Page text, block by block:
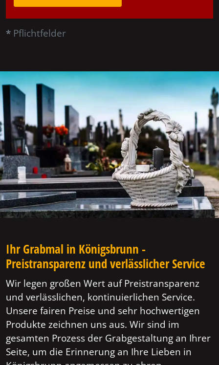
* Pflichtfelder
Ihr Grabmal in Königsbrunn -
Preistransparenz und verlässlicher Service
Wir legen großen Wert auf Preistransparenz
und verlässlichen, kontinuierlichen Service.
Unsere fairen Preise und sehr hochwertigen
Produkte zeichnen uns aus. Wir sind im
gesamten Prozess der Grabgestaltung an Ihrer
Seite, um die Erinnerung an Ihre Lieben in